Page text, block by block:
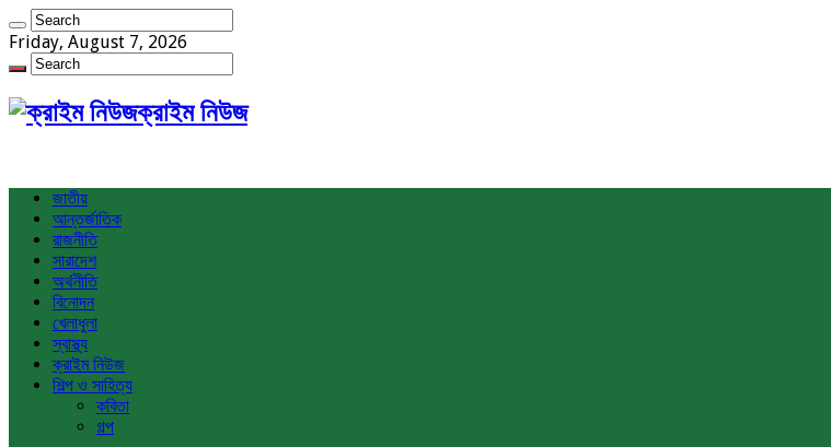
Friday, August 7, 2026
ক্রাইম নিউজ
জাতীয়
আন্তর্জাতিক
রাজনীতি
সারাদেশ
অর্থনীতি
বিনোদন
খেলাধুলা
স্বাস্থ্য
ক্রাইম নিউজ
শিল্প ও সাহিত্য
কবিতা
গল্প